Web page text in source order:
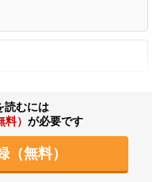
読むには
） が必要です
無料）